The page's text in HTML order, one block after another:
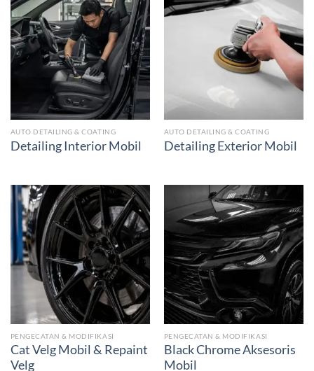
AUTO DETAILING & COATING
Detailing Interior Mobil
AUTO DETAILING & COATING
Detailing Exterior Mobil
PENGECATAN & MODIFIKASI
Cat Velg Mobil & Repaint
Velg
PENGECATAN & MODIFIKASI
Black Chrome Aksesoris
Mobil